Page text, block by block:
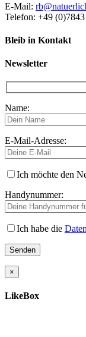
E-Mail:
Telefon: +49
Bleib in Kontakt
Newsletter
Name:
E-Mail-Adresse:
Ich möchte den
Handynummer:
Ich habe die
×
LikeBox